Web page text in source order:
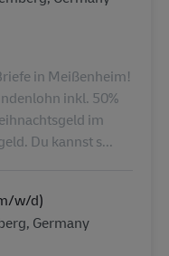
in Meißenheim!
inkl. 50%
im
Du kannst s...
w/d)
Germany